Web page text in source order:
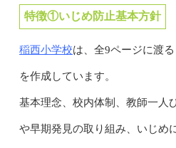
特徴①いじめ防止基本方針
稲西小学校は、全9ページに渡
を作成しています。
基本理念、校内体制、教師一人
や早期発見の取り組み、いじめ